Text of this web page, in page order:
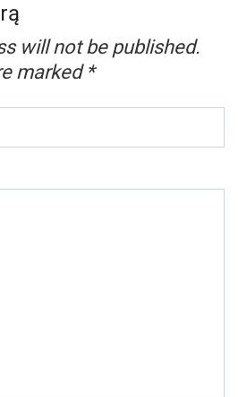
will not be published.
marked *